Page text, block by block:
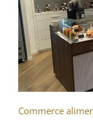
Commerce